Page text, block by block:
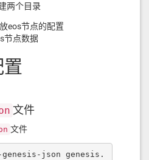
两个目录
eos节点的配置
节点数据
文件
文件
json genesis.